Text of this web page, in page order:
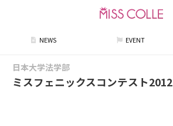
NEWS EVENT
日本大学法学部
ミスフェニックスコンテスト2012